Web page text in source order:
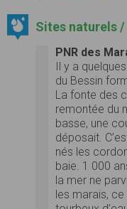
Sites naturels
PNR des
Il y a
du Bessin
La fonte des
remontée du
basse, une
déposait.
nés les
baie. 1 000
la mer ne
les marais,